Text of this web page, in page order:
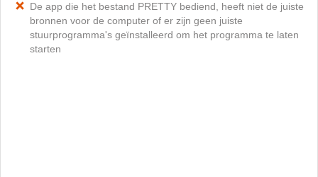
De app die het bestand PRETTY bediend, heeft niet de juiste
bronnen voor de computer of er zijn geen juiste
stuurprogramma's geïnstalleerd om het programma te laten
starten